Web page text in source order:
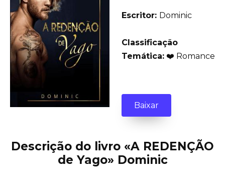
Еscritor: Dominic
Classificação
Temática: ❤️ Romance
Baixar
Descrição do livro «A REDENÇÃO
de Yago» Dominic